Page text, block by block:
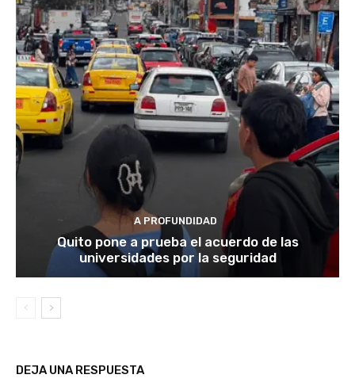
A PROFUNDIDAD
Quito pone a prueba el acuerdo de las
universidades por la seguridad
DEJA UNA RESPUESTA